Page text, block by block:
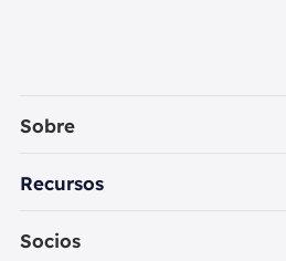
Sobre
Empresa
Recursos
Recuperación de Datos PC
Socios